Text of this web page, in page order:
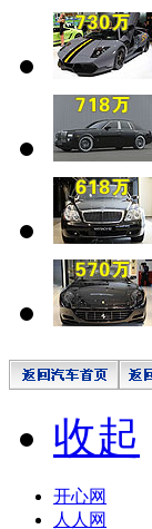
收起
开心网
人人网